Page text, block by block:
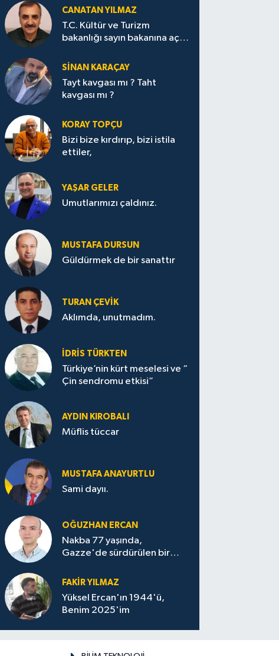
CANATAN YILMAZ
T.C. Kültür ve Turizm
bakanlığı sayın bakanına açık
SİNAN KARAÇAY
Tayt kavgası mı ? Taht
kavgası mı ?
KORAY TOPÇU
Bizi bize kırdırıp, bizi istila
ettiler,
YAŞAR GELER
Umutlarımızı çaldınız.
MUSTAFA DURSUN
Güldürmek de bir sanattır
TURAN ÇEVİK
Aklımda, unutmadım.
İDRİS TÜRKTEN
Türkiye’nin kürt meselesi ve “
Çin sendromu etkisi”
AYDIN KIROBALI
Müflis tüccar
MUSTAFA ANAYURTLU
Sami dayıı.
OĞUZHAN ERCAN
Nakba 77 yaşında,
Gazze'de sürdürülen bir
FAKİR YILMAZ
Yüksel Ercan'ın 1944'ü,
Benim 2025'im